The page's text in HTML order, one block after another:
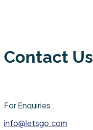
Contact Us
For Enquiries :
info@letsgo.com